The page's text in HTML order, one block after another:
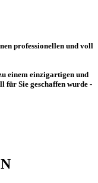
professionellen und voll
einem einzigartigen und
für Sie geschaffen wurde -